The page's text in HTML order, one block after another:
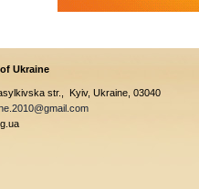
Ukraine
str., Kyiv, Ukraine, 03040